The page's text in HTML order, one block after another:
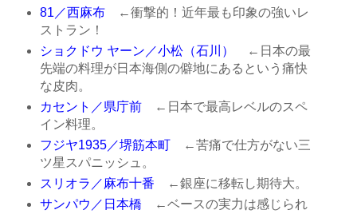
81／西麻布←衝撃的！近年最も印象の強いレ
ストラン！
ショクドウ ヤーン／小松（石川）
←日本の最
先端の料理が日本海側の僻地にあるという痛快
な皮肉。
カセント／県庁前←日本で最高レベルのスペ
イン料理。
フジヤ1935／堺筋本町←苦痛で仕方がない三
ツ星スパニッシュ。
スリオラ／麻布十番 ←銀座に移転し期待大。
サンパウ／日本橋 ←ベースの実力は感じられ